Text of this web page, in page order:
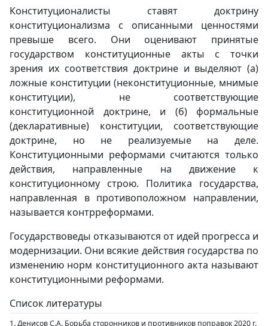
Конституционалисты ставят доктрину
конституционализма с описанными ценностями
превыше всего. Они оценивают принятые
государством конституционные акты с точки
зрения их соответствия доктрине и выделяют (а)
ложные конституции (неконституционные, мнимые
конституции), не соответствующие
конституционной доктрине, и (б) формальные
(декларативные) конституции, соответствующие
доктрине, но не реализуемые на деле.
Конституционными реформами считаются только
действия, направленные на движение к
конституционному строю. Политика государства,
направленная в противоположном направлении,
называется контрреформами.
Государствоведы отказываются от идей прогресса и
модернизации. Они всякие действия государства по
изменению норм конституционного акта называют
конституционными реформами.
Список литературы
1. Денисов С.А. Борьба сторонников и противников поправок 2020 г.